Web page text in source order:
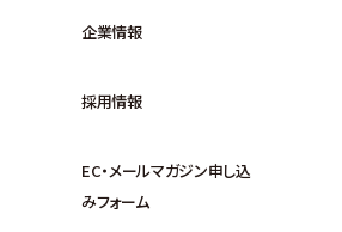
企業情報
採用情報
EC・メールマガジン申し込
みフォーム